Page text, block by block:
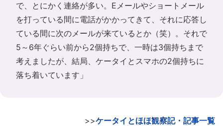
で、とにかく連絡が多い。Eメールやショートメール
を打っている間に電話がかかってきて、それに応答し
ている間に次のメールが来ているとか（笑）。それで
5～6年ぐらい前から2個持ちで、一時は3個持ちまで
考えましたが、結局、ケータイとスマホの2個持ちに
落ち着いています」
>>ケータイとほほ観察記・記事一覧